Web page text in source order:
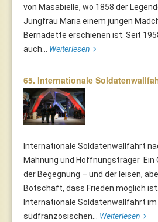
von Masabielle, wo 1858 der
Jungfrau Maria einem jungen
Bernadette erschienen ist. Seit
auch... Weiterlesen
65. Internationale
Internationale Soldatenwallfahrt
Mahnung und Hoffnungsträger Ein
der Begegnung – und der leisen,
Botschaft, dass Frieden möglich ist.
Internationale Soldatenwallfahrt im
südfranzösischen... Weiterlesen